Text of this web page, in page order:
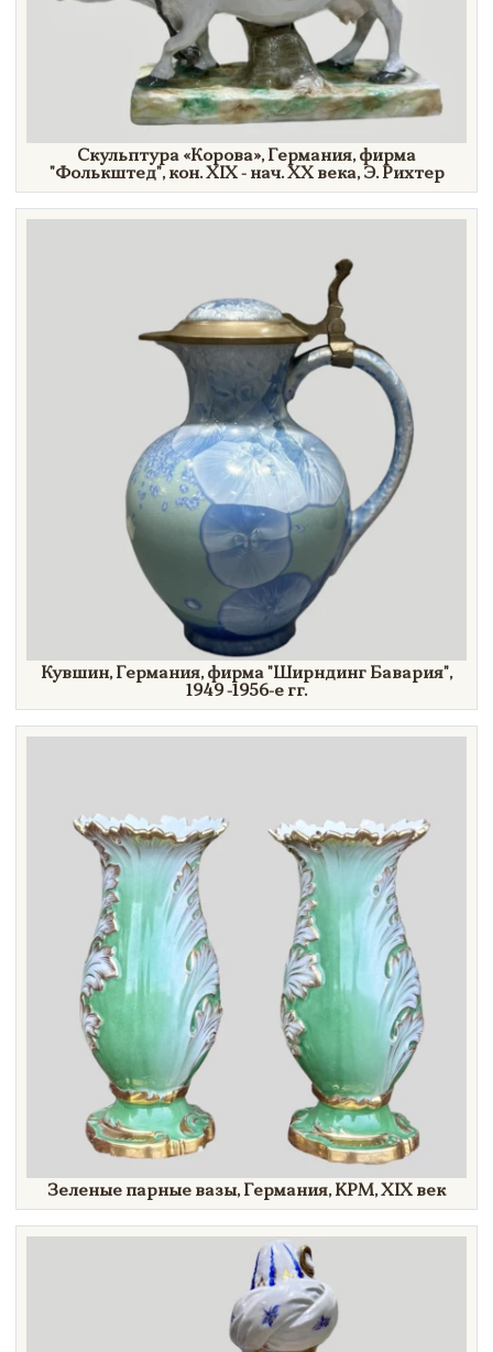
Скульптура «Корова», Германия, фирма
"Фолькштед",кон. XIX - нач.XX века, Э. Рихтер
Кувшин, Германия, фирма"Ширндинг Бавария",
1949 -1956-е гг.
Зеленые парные вазы, Германия, KPM,XIX век